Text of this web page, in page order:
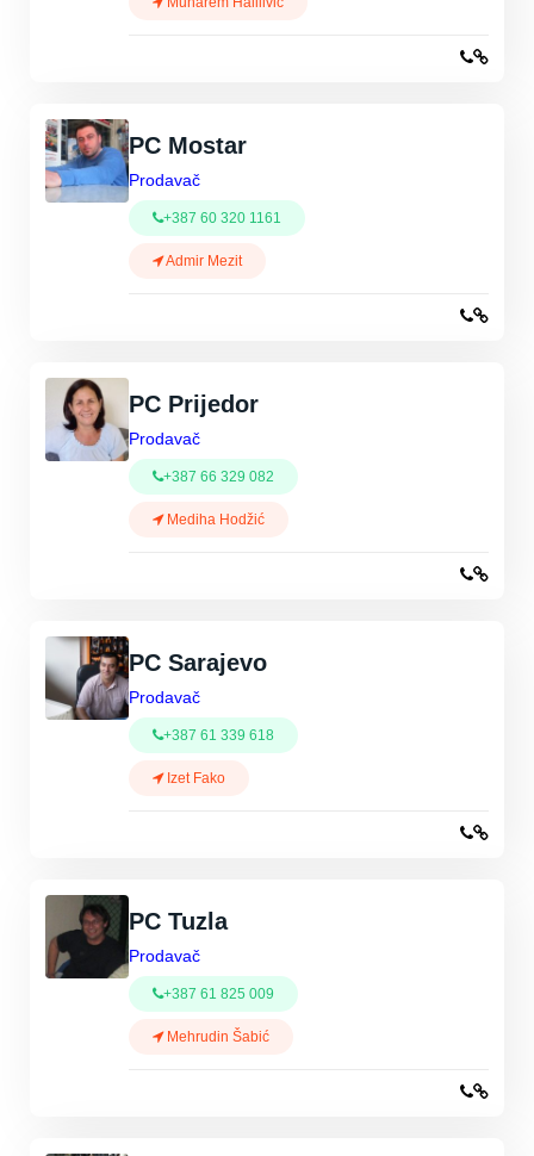
PC Mostar
Prodavač
+387 60 320 1161
Admir Mezit
PC Prijedor
Prodavač
+387 66 329 082
Mediha Hodžić
PC Sarajevo
Prodavač
+387 61 339 618
Izet Fako
PC Tuzla
Prodavač
+387 61 825 009
Mehrudin Šabić